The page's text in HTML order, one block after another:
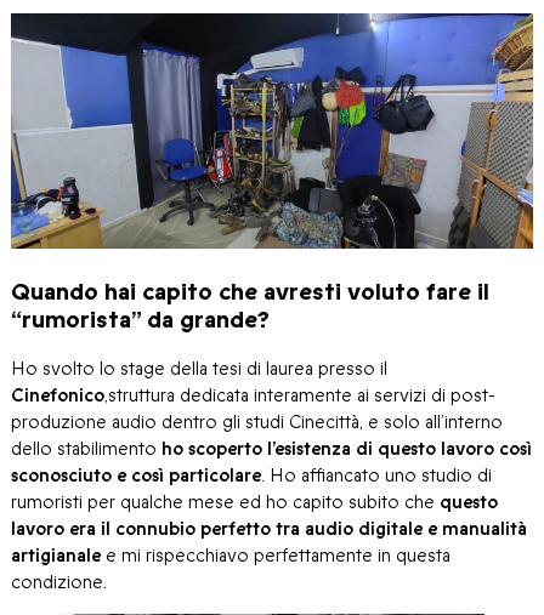
Quando hai capito che avresti voluto fare il
“rumorista” da grande?
Ho svolto lo stage della tesi di laurea presso il
Cinefonico,struttura dedicata interamente ai servizi di post-
produzione audio dentro gli studi Cinecittà, e solo all’interno
dello stabilimento ho scoperto l’esistenza di questo lavoro così
sconosciuto e così particolare. Ho affiancato uno studio di
rumoristi per qualche mese ed ho capito subito che questo
lavoro era il connubio perfetto tra audio digitale e manualità
artigianale e mi rispecchiavo perfettamente in questa
condizione.